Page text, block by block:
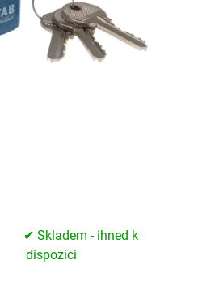
✔ Skladem - ihned k
dispozici